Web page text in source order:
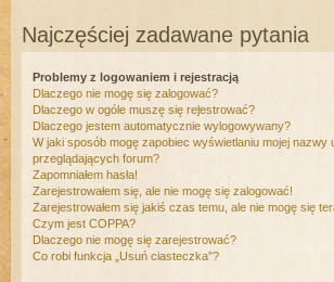
Najczęściej zadawane pytania
Problemy z logowaniem i rejestracją
Dlaczego nie mogę się zalogować?
Dlaczego w ogóle muszę się rejestrować?
Dlaczego jestem automatycznie wylogowywany?
W jaki sposób mogę zapobiec wyświetlaniu mojej
przeglądających forum?
Zapomniałem hasła!
Zarejestrowałem się, ale nie mogę się zalogować!
Zarejestrowałem się jakiś czas temu, ale nie mogę się
Czym jest COPPA?
Dlaczego nie mogę się zarejestrować?
Co robi funkcja „Usuń ciasteczka”?